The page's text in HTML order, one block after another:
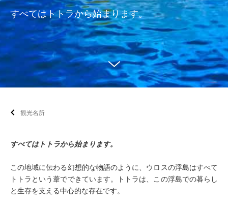
すべてはトトラから始まります。
観光名所
すべてはトトラから始まります。
この地域に伝わる幻想的な物語のように、ウロスの浮島はすべて
トトラという葦でできています。トトラは、この浮島での暮らし
と生存を支える中心的な存在です。